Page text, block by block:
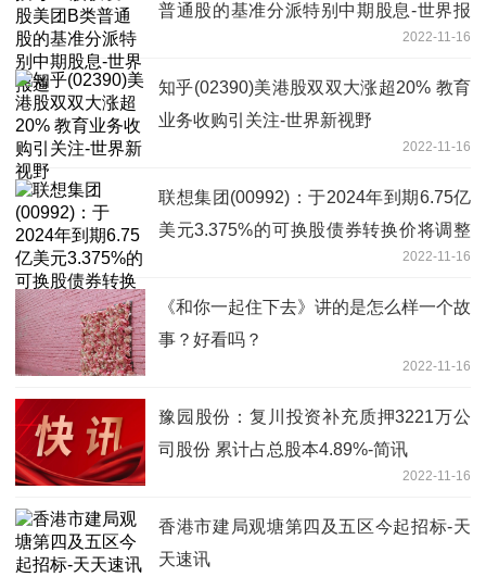
普通股的基准分派特别中期股息-世界报
2022-11-16
知乎(02390)美港股双双大涨超20% 教育
业务收购引关注-世界新视野
2022-11-16
联想集团(00992)：于2024年到期6.75亿
美元3.375%的可换股债券转换价将调整
2022-11-16
《和你一起住下去》讲的是怎么样一个故
事？好看吗？
2022-11-16
豫园股份：复川投资补充质押3221万公
司股份 累计占总股本4.89%-简讯
2022-11-16
香港市建局观塘第四及五区今起招标-天
天速讯